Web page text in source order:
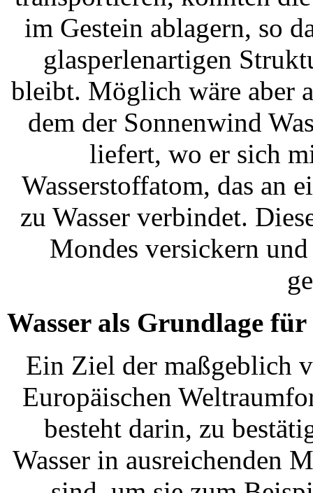
im Gestein ablagern, so
glasperlenartigen
bleibt. Möglich wäre aber
dem der Sonnenwind
liefert, wo er sich
Wasserstoffatom, das an
zu Wasser verbindet.
Mondes versickern
Wasser als Grundlage
Ein Ziel der maßgeblich
Europäischen
besteht darin, zu
Wasser in ausreichenden